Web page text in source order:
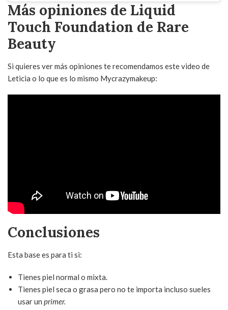
Más opiniones de Liquid
Touch Foundation de Rare
Beauty
Si quieres ver más opiniones te recomendamos este video de
Leticia o lo que es lo mismo Mycrazymakeup:
Conclusiones
Esta base es para ti si:
Tienes piel normal o mixta.
Tienes piel seca o grasa pero no te importa incluso sueles
usar un primer.